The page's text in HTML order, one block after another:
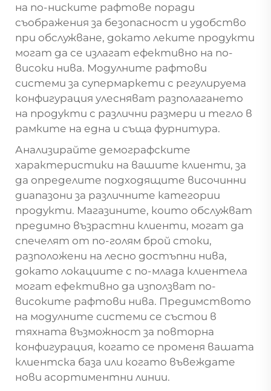
на по-ниските рафтове поради
съображения за безопасност и удобство
при обслужване, докато леките продукти
могат да се излагат ефективно на по-
високи нива. Модулните рафтови
системи за супермаркети с регулируема
конфигурация улесняват разполагането
на продукти с различни размери и тегло в
рамките на една и съща фурнитура.
Анализирайте демографските
характеристики на вашите клиенти, за
да определите подходящите височинни
диапазони за различните категории
продукти. Магазините, които обслужват
предимно възрастни клиенти, могат да
спечелят от по-голям брой стоки,
разположени на лесно достъпни нива,
докато локациите с по-млада клиентела
могат ефективно да използват по-
високите рафтови нива. Предимството
на модулните системи се състои в
тяхната възможност за повторна
конфигурация, когато се променя вашата
клиентска база или когато въвеждате
нови асортиментни линии.